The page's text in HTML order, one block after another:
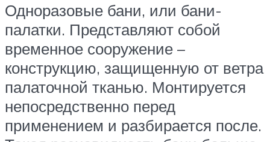
Одноразовые бани, или бани-
палатки. Представляют собой
временное сооружение –
конструкцию, защищенную от ветра
палаточной тканью. Монтируется
непосредственно перед
применением и разбирается после.